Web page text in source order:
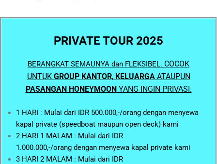
PRIVATE TOUR 2025
BERANGKAT SEMAUNYA dan FLEKSIBEL. COCOK
UNTUK GROUP KANTOR, KELUARGAATAUPUN
PASANGAN HONEYMOON YANG INGIN PRIVASI.
1 HARI : Mulai dari IDR 500.000,-/orang dengan menyewa
kapal private (speedboat maupun open deck) kami
2 HARI 1 MALAM : Mulai dari IDR
1.000.000,-/orang dengan menyewa kapal private kami
3 HARI 2 MALAM : Mulai dari IDR